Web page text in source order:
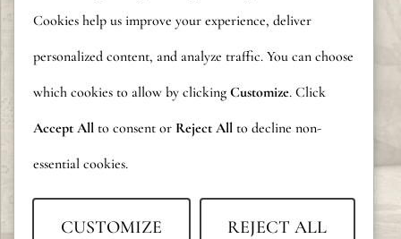
Cookies help us improve your experience, deliver
personalized content, and analyze traffic. You can choose
which cookies to allow by clicking Customize. Click
Accept All to consent or Reject All to decline non-
essential cookies.
CUSTOMIZE REJECT ALL